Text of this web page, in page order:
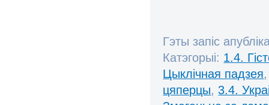
Гэты запіс
Катэгорыі: 1.4.
Цыклічная падзея
цяперцы, 3.4.